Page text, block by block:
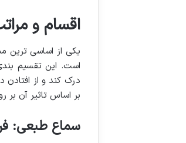
اقسام و
یکی از اساسی
است. این تقسیم
درک کند و از
بر اساس تاثیر آن بر
سماع طبعی: